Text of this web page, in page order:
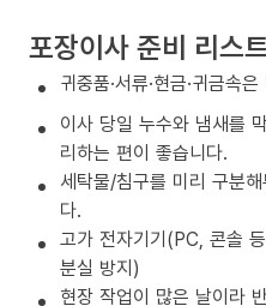
포장이사 준비 리스
귀중품·서류·현금·귀금속
이사 당일 누수와 냄새를
리하는 편이 좋습니다.
세탁물/침구를 미리 구분
다.
고가 전자기기(PC, 콘솔
분실 방지)
현장 작업이 많은 날이라